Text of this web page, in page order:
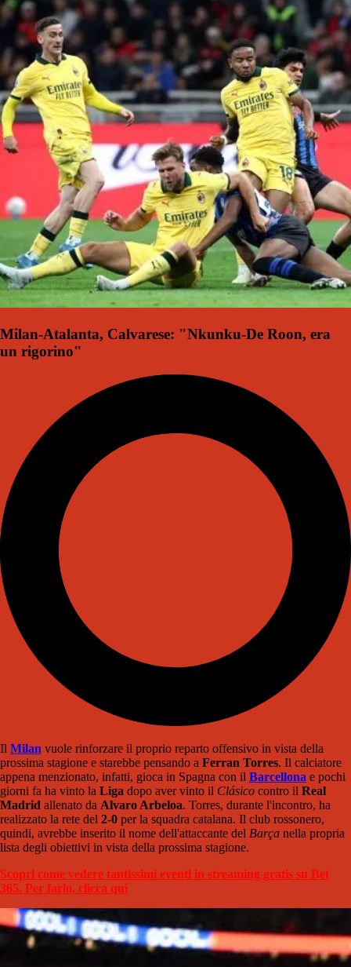
Milan-Atalanta, Calvarese: "Nkunku-De Roon, era
un rigorino"
Il Milan vuole rinforzare il proprio reparto offensivo in vista della
prossima stagione e starebbe pensando a Ferran Torres. Il calciatore
appena menzionato, infatti, gioca in Spagna con il Barcellona e pochi
giorni fa ha vinto la Liga dopo aver vinto il Clásico contro il Real
Madrid allenato da Alvaro Arbeloa. Torres, durante l'incontro, ha
realizzato la rete del 2-0 per la squadra catalana. Il club rossonero,
quindi, avrebbe inserito il nome dell'attaccante del Barça nella propria
lista degli obiettivi in vista della prossima stagione.
Scopri come vedere tantissimi eventi in streaming gratis su Bet
365. Per farlo, clicca qui